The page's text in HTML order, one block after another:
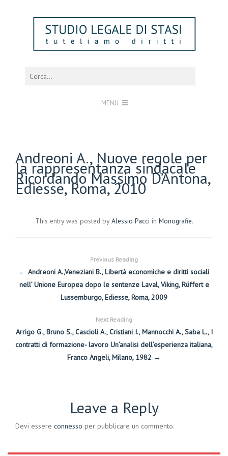
MENU
Andreoni A., Nuove regole per
la rappresentanza sindacale
Ricordando Massimo D’Antona,
Ediesse, Roma, 2010
This entry was posted by Alessio Pacci in Monografie.
Previous Reading
← Andreoni A.,Veneziani B., Libertà economiche e diritti sociali
nell’ Unione Europea dopo le sentenze Laval, Viking, Rüffert e
Lussemburgo, Ediesse, Roma, 2009
Next Reading
Arrigo G., Bruno S., Cascioli A., Cristiani I., Mannocchi A., Saba L., I
contratti di formazione- lavoro Un’analisi dell’esperienza italiana,
Franco Angeli, Milano, 1982 →
Leave a Reply
Devi essere connesso per pubblicare un commento.